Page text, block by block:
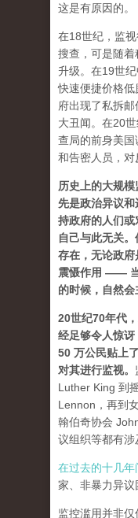
这是有原因的。
在18世纪，监
搜查，可是随着
升级。在19世
快速便捷价格
府出现了私拆
大丑闻。在20
查局的前身美
和告密人员，对
历史上的大规
先是政治异议
持政府的人们
自己与此无关
存在，无论政
震慑作用 ——
的时候，自然会
20世纪70年代
经足够令人惊
50 万公民贴上
对其进行监视。
Luther King 到
Lennon，再到
翰伯奇协会
议组织等都有涉
在过去的十几年
家、非暴力异议
监控滥用并非